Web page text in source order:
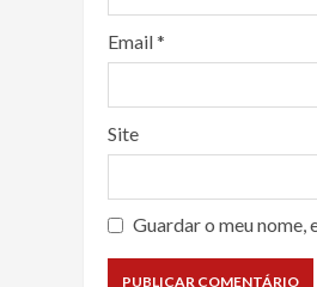
Email*
Site
Guardar o meu nome,